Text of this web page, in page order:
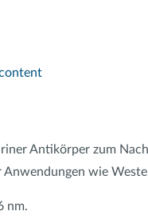
Antikörper zum
wie
nm.